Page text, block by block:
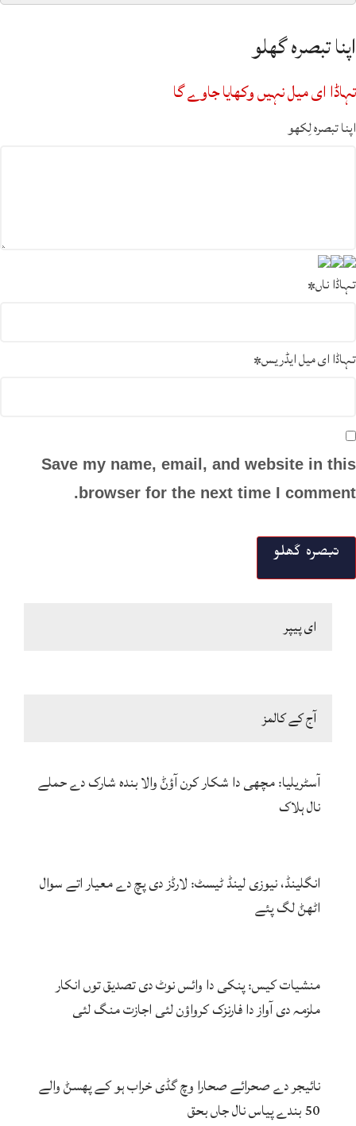
اپنا تبصرہ گھلو
تہاڈا ای میل نہیں وکھایا جاوے گا
اپنا تبصرہ لِکھو
تہاڈا ناں*
تہاڈا ای میل ایڈریس*
Save my name, email, and website in this
browser for the next time I comment.
ای پیپر
آج کے کالمز
آسٹریلیا: مچھی دا شکار کرن آؤݨ والا بندہ شارک دے حملے
نال ہلاک
انگلینڈ، نیوزی لینڈ ٹیسٹ: لارڈز دی پچ دے معیار اتے سوال
اٹھݨ لگ پئے
منشیات کیس: پنکی دا وائس نوٹ دی تصدیق توں انکار
ملزمہ دی آواز دا فارنزک کرواؤن لئی اجازت منگ لئی
نائیجر دے صحرائے صحارا وچ گڈی خراب ہو کے پھسݨ والے
50 بندے پیاس نال جاں بحق